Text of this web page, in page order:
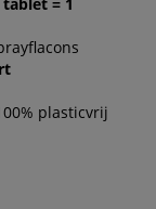
tablet = 1
plasticvrij